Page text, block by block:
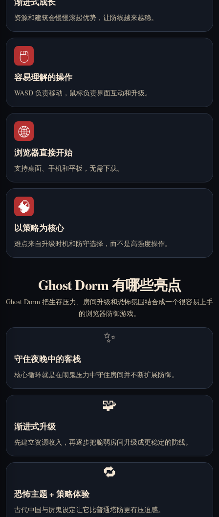
资源和建筑会慢慢滚起优势，让防线越来越稳。
🖱️
容易理解的操作
WASD 负责移动，鼠标负责界面互动和升级。
🌐
浏览器直接开始
支持桌面、手机和平板，无需下载。
🧠
以策略为核心
难点来自升级时机和防守选择，而不是高强度操作。
Ghost Dorm 有哪些亮点
Ghost Dorm 把生存压力、房间升级和恐怖氛围结合成一个很容易上手
的浏览器防御游戏。
✨
守住夜晚中的客栈
核心循环就是在闹鬼压力中守住房间并不断扩展防御。
🧩
渐进式升级
先建立资源收入，再逐步把脆弱房间升级成更稳定的防线。
🔁
恐怖主题 + 策略体验
古代中国与厉鬼设定让它比普通塔防更有压迫感。